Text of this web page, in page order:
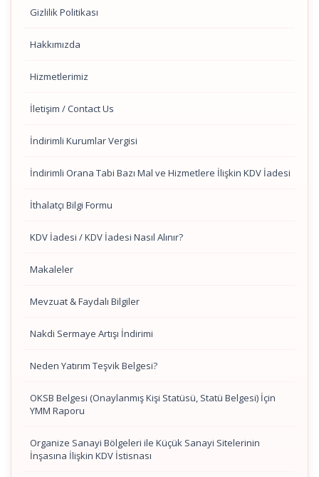
Gizlilik Politikası
Hakkımızda
Hizmetlerimiz
İletişim / Contact Us
İndirimli Kurumlar Vergisi
İndirimli Orana Tabi Bazı Mal ve Hizmetlere İlişkin KDV İadesi
İthalatçı Bilgi Formu
KDV İadesi / KDV İadesi Nasıl Alınır?
Makaleler
Mevzuat & Faydalı Bilgiler
Nakdi Sermaye Artışı İndirimi
Neden Yatırım Teşvik Belgesi?
OKSB Belgesi (Onaylanmış Kişi Statüsü, Statü Belgesi) İçin
YMM Raporu
Organize Sanayi Bölgeleri ile Küçük Sanayi Sitelerinin
İnşasına İlişkin KDV İstisnası